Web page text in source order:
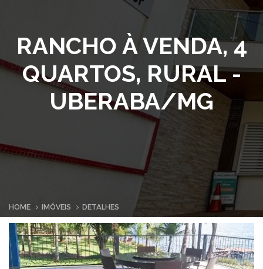
RANCHO À VENDA, 4
QUARTOS, RURAL -
UBERABA/MG
HOME IMÓVEIS DETALHES